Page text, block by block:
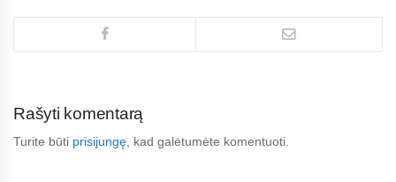
Rašyti komentarą
Turite būti prisijungę , kad galėtumėte komentuoti.